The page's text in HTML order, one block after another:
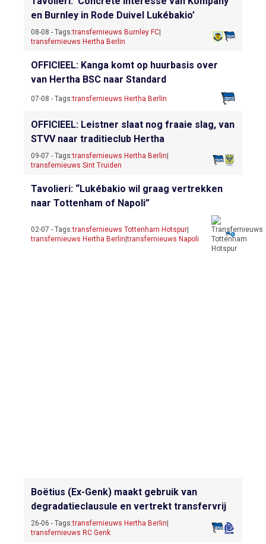
en Burnley in Rode Duivel Lukébakio’
08-08 - Tags:transfernieuws Burnley FC|
transfernieuws Hertha Berlin
OFFICIEEL: Kanga komt op huurbasis over
van Hertha BSC naar Standard
07-08 - Tags:transfernieuws Hertha Berlin
OFFICIEEL: Leistner slaat nog fraaie slag, van
STVV naar traditieclub Hertha
09-07 - Tags:transfernieuws Hertha Berlin|
transfernieuws Sint Truiden
Tavolieri: “Lukébakio wil graag vertrekken
naar Tottenham of Napoli”
02-07 - Tags:transfernieuws Tottenham Hotspur|
transfernieuws Hertha Berlin|transfernieuws Napoli
Boëtius (Ex-Genk) maakt gebruik van
degradatieclausule en vertrekt transfervrij
26-06 - Tags:transfernieuws Hertha Berlin|
transfernieuws RC Genk